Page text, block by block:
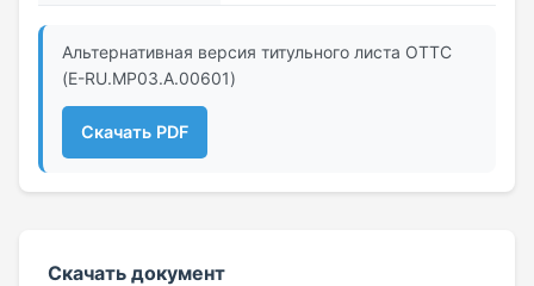
Альтернативная версия титульного листа ОТТС
(E-RU.МР03.A.00601)
Скачать PDF
Скачать документ